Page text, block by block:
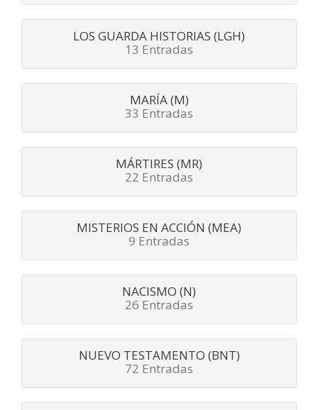
LOS GUARDA HISTORIAS (LGH)
13 Entradas
MARÍA (M)
33 Entradas
MÁRTIRES (MR)
22 Entradas
MISTERIOS EN ACCIÓN (MEA)
9 Entradas
NACISMO (N)
26 Entradas
NUEVO TESTAMENTO (BNT)
72 Entradas